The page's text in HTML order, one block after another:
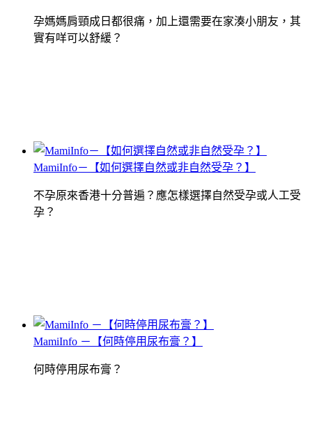
孕媽媽肩頸成日都很痛，加上還需要在家湊小朋友，其
實有咩可以舒緩？
MamiInfo－【如何選擇自然或非自然受孕？】
不孕原來香港十分普遍？應怎樣選擇自然受孕或人工受
孕？
MamiInfo －【何時停用尿布膏？】
何時停用尿布膏？